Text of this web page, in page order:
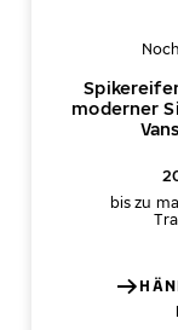
moderner
bis zu